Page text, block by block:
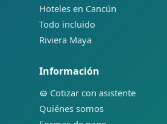
Hoteles en Cancún
Todo incluido
Riviera Maya
Información
Cotizar con asistente
Quiénes somos